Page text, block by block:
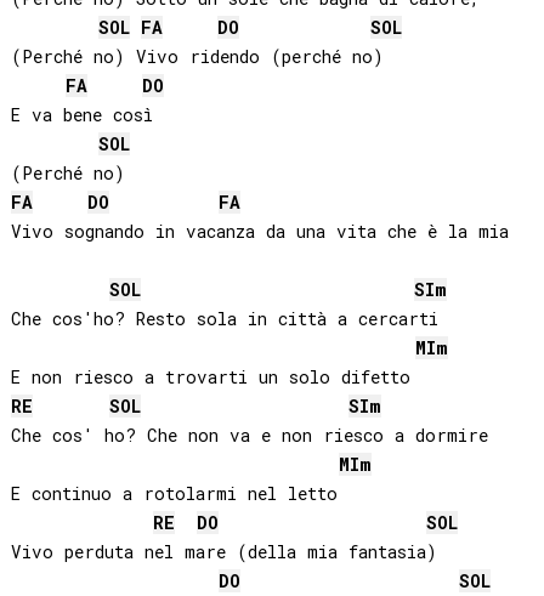
SOL FA DO
SOL
(Perché no) Vivo ridendo (perché no)
FA
DO
E va bene così
SOL
FA
DO
FA
Vivo sognando in vacanza da una vita che è la mia
SOL SIm
Che cos'ho? Resto sola in città a cercarti
MIm
RE
SOL SIm
Che cos' ho? Che non va e non riesco a dormire
MIm
E continuo a rotolarmi nel letto
RE
DO
SOL
Vivo perduta nel mare (della mia fantasia)
DO
SOL